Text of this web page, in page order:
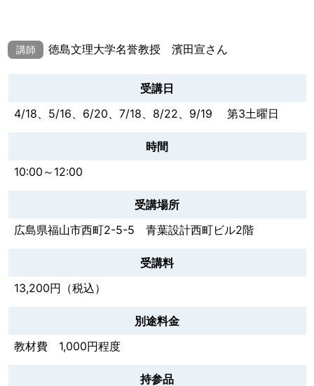
講師 徳島文理大学名誉教授 濱田宣さん
受講日
4/18、5/16、6/20、7/18、8/22、9/19 第3土曜日
時間
10:00～12:00
受講場所
広島県福山市西町2-5-5 青葉設計西町ビル2階
受講料
13,200円（税込）
別途料金
教材費 1,000円程度
持参品